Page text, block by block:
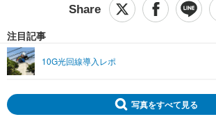
ライフTOP
リリース一覧
注目記事
10G光回線導入レポ
写真をすべて見る